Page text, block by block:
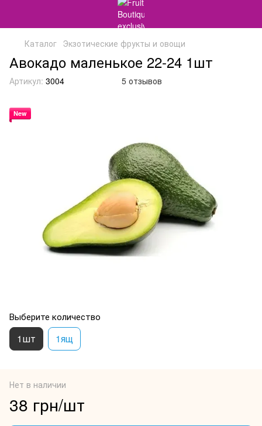
Каталог Экзотические фрукты и овощи
Авокадо маленькое 22-24 1шт
Артикул: 3004 5 отзывов
New
Выберите количество
1шт 1ящ
Нет в наличии
38 грн/шт